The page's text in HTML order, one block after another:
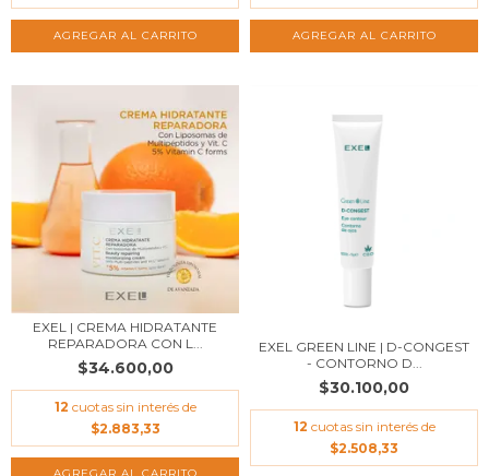
EXEL | CREMA HIDRATANTE
REPARADORA CON L...
$34.600,00
12 cuotas sin interés de
$2.883,33
EXEL GREEN LINE | D-CONGEST
- CONTORNO D...
$30.100,00
12 cuotas sin interés de
$2.508,33